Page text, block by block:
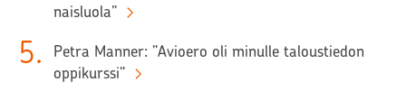
naisluola”
5.
Petra Manner: ”Avioero oli minulle taloustiedon
oppikurssi”